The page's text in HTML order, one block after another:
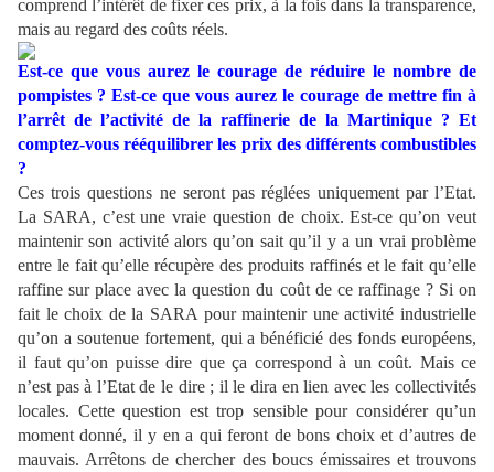
comprend l’intérêt de fixer ces prix, à la fois dans la transparence,
mais au regard des coûts réels.
Est-ce que vous aurez le courage de réduire le nombre de
pompistes ? Est-ce que vous aurez le courage de mettre fin à
l’arrêt de l’activité de la raffinerie de la Martinique ? Et
comptez-vous rééquilibrer les prix des différents combustibles
?
Ces trois questions ne seront pas réglées uniquement par l’Etat.
La SARA, c’est une vraie question de choix. Est-ce qu’on veut
maintenir son activité alors qu’on sait qu’il y a un vrai problème
entre le fait qu’elle récupère des produits raffinés et le fait qu’elle
raffine sur place avec la question du coût de ce raffinage ? Si on
fait le choix de la SARA pour maintenir une activité industrielle
qu’on a soutenue fortement, qui a bénéficié des fonds européens,
il faut qu’on puisse dire que ça correspond à un coût. Mais ce
n’est pas à l’Etat de le dire ; il le dira en lien avec les collectivités
locales. Cette question est trop sensible pour considérer qu’un
moment donné, il y en a qui feront de bons choix et d’autres de
mauvais. Arrêtons de chercher des boucs émissaires et trouvons